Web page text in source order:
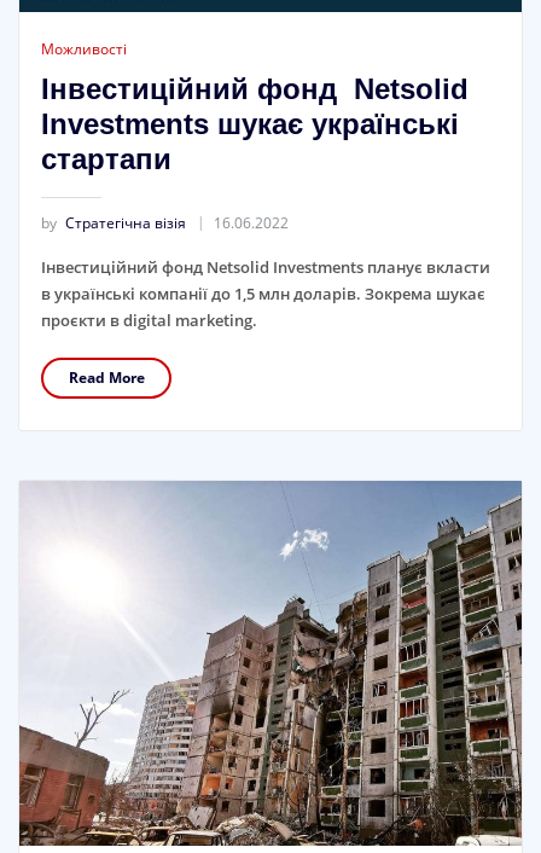
Можливості
Інвестиційний фонд Netsolid
Investments шукає українські
стартапи
by Стратегічна візія 16.06.2022
Інвестиційний фонд Netsolid Investments планує вкласти
в українські компанії до 1,5 млн доларів. Зокрема шукає
проєкти в digital marketing.
Read More